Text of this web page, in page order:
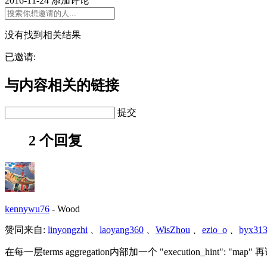
没有找到相关结果
已邀请:
与内容相关的链接
提交
2 个回复
kennywu76 - Wood
赞同来自: linyongzhi 、 laoyang360 、 WisZhou 、 ezio_o 、 byx313
在每一层terms aggregation内部加一个 "execution_hint": "map" 再